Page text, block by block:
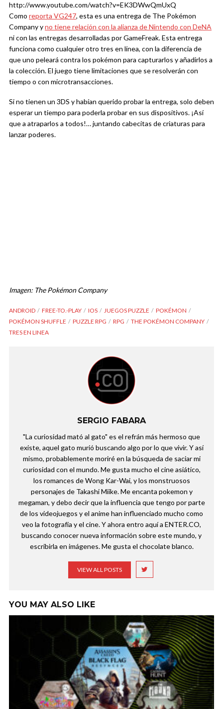
http://www.youtube.com/watch?v=EK3DWwQmUxQ
Como reporta VG247, esta es una entrega de The Pokémon
Company yno tiene relación con la alianza de Nintendo con DeNA
ni con las entregas desarrolladas por GameFreak. Esta entrega
funciona como cualquier otro tres en línea, con la diferencia de
que uno peleará contra los pokémon para capturarlos y añadirlos a
la colección. El juego tiene limitaciones que se resolverán con
tiempo o con microtransacciones.
Si no tienen un 3DS y habían querido probar la entrega, solo deben
esperar un tiempo para poderla probar en sus dispositivos. ¡Así
que a atraparlos a todos!… juntando cabecitas de criaturas para
lanzar poderes.
Imagen: The Pokémon Company
ANDROID FREE-TO.-PLAY IOS JUEGOS PUZZLE
POKÉMON
POKÉMON SHUFFLE
PUZZLE RPG RPG
THE POKÉMON COMPANY
TRES EN LINEA
SERGIO FABARA
"La curiosidad mató al gato" es el refrán más hermoso que
existe, aquel gato murió buscando algo por lo que vivir. Y así
mismo, probablemente moriré en la búsqueda de saciar mi
curiosidad con el mundo. Me gusta mucho el cine asiático,
los romances de Wong Kar-Wai, y los monstruosos
personajes de Takashi Miike. Me encanta pokemon y
megaman, y debo decir que la influencia que tengo por parte
de los videojuegos y el anime han influenciado mucho como
veo la fotografía y el cine. Y ahora entro aquí a ENTER.CO,
buscando conocer nueva información sobre este mundo, y
escribirla en imágenes. Me gusta el chocolate blanco.
VIEW ALL POSTS
YOU MAY ALSO LIKE